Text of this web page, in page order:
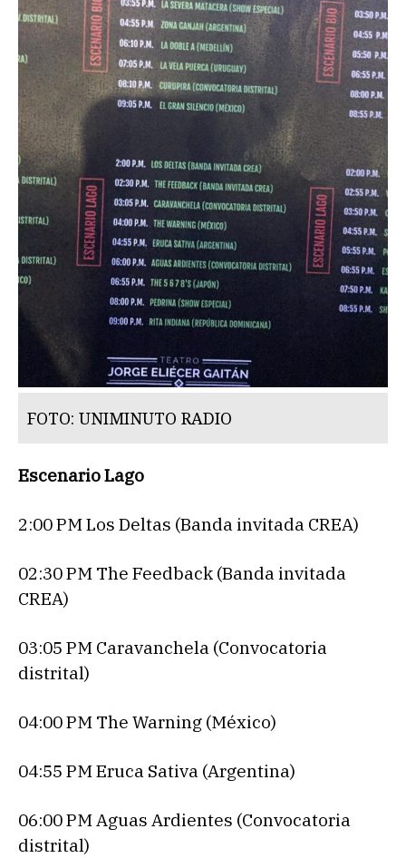
FOTO: UNIMINUTO RADIO
Escenario Lago
2:00 PM Los Deltas (Banda invitada CREA)
02:30 PM The Feedback (Banda invitada
CREA)
03:05 PM Caravanchela (Convocatoria
distrital)
04:00 PM The Warning (México)
04:55 PM Eruca Sativa (Argentina)
06:00 PM Aguas Ardientes (Convocatoria
distrital)